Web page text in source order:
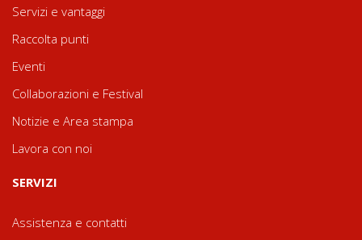
Servizi e vantaggi
Raccolta punti
Eventi
Collaborazioni e Festival
Notizie e Area stampa
Lavora con noi
SERVIZI
Assistenza e contatti